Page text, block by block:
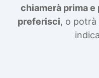
chiamerà prima
preferisci, o potrà